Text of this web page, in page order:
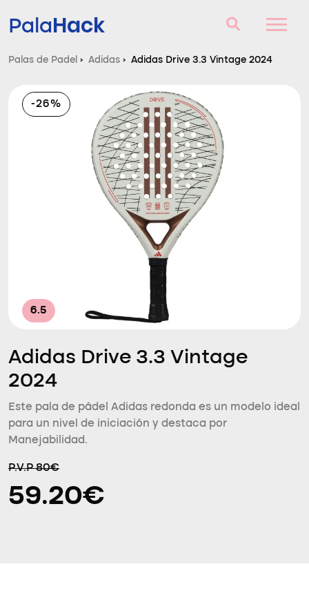
PalaHack
Consultorio
Comparador
Palas de Padel › Adidas › Adidas Drive 3.3 Vintage 2024
-26%
6.5
Adidas Drive 3.3 Vintage
2024
Este pala de pádel Adidas redonda es un modelo ideal
para un nivel de iniciación y destaca por
Manejabilidad.
P.V.P 80€
59.20€